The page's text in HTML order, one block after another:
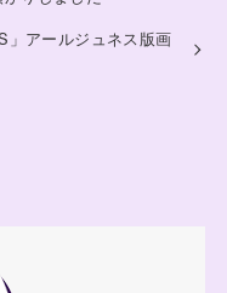
アールジュネス版画